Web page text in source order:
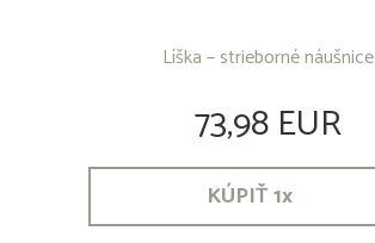
Líška – strieborné náušnice
73,98 EUR
KÚPIŤ1x